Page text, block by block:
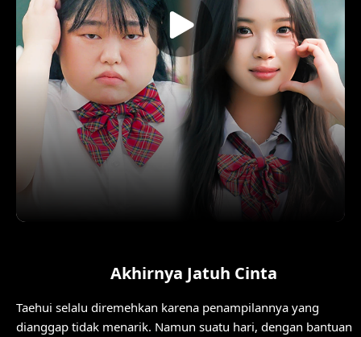
Akhirnya Jatuh Cinta
Taehui selalu diremehkan karena penampilannya yang
dianggap tidak menarik. Namun suatu hari, dengan bantuan